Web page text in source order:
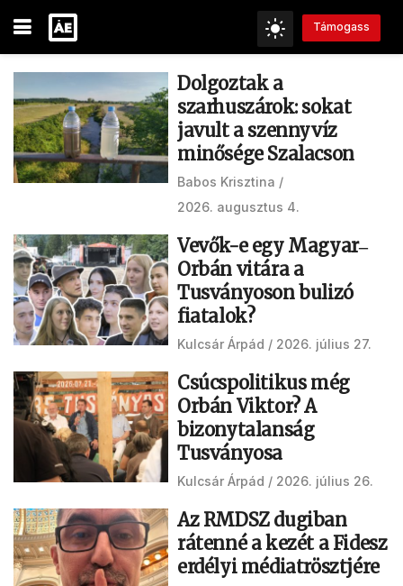
Támogass
Dolgoztak a
szarhuszárok: sokat
javult a szennyvíz
minősége Szalacson
Babos Krisztina
2026. augusztus 4.
Vevők-e egy Magyar‒
Orbán vitára a
Tusványoson bulizó
fiatalok?
Kulcsár Árpád 2026. július 27.
Csúcspolitikus még
Orbán Viktor? A
bizonytalanság
Tusványosa
Kulcsár Árpád 2026. július 26.
Az RMDSZ dugiban
rátenné a kezét a Fidesz
erdélyi médiatrösztjére